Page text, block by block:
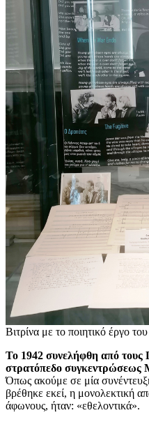
Βιτρίνα με το ποιητικό έργο
Το 1942 συνελήφθη από τους
στρατόπεδο συγκεντρώσεως
Όπως ακούμε σε μία
βρέθηκε εκεί, η μονολεκτική
άφωνους, ήταν: «εθελοντικά».